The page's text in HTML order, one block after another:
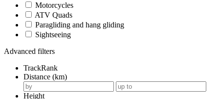
Motorcycles
ATV Quads
Paragliding and hang gliding
Sightseeing
Advanced filters
TrackRank
Distance (km)
Height